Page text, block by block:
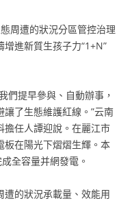
周遭的狀況分區管控治理
進新質生孩子力“1+N”
們提早參與、自動辦事，
了生態維護紅線。”云南
擔任人譚迎說。在麗江市
板在陽光下熠熠生輝。本
全容量并網發電。
遭的狀況承載量、效能用